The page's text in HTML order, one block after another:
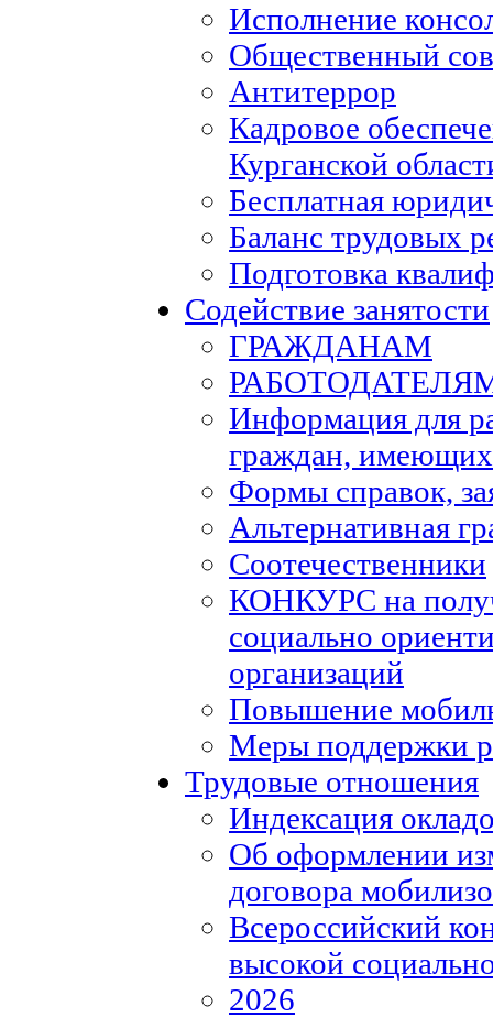
Исполнение
Общественный
Антитеррор
Кадровое
Курганской
Бесплатная
Баланс трудовых
Подготовка
Содействие занятости
ГРАЖДАНАМ
Информация для
граждан,
Формы справок,
Альтернативная
Соотечественники
КОНКУРС на
социально
организаций
Повышение
Меры поддержки
Трудовые отношения
Индексация
Об оформлении
договора
Всероссийский
высокой
2026